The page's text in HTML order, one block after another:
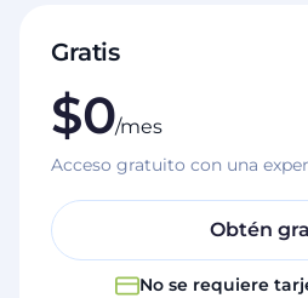
Gratis
Acceso gratuito con una
Obtén
No se requiere
$0/mes